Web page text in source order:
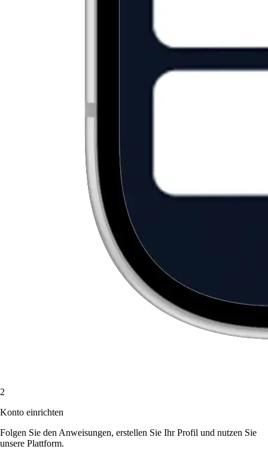
2
Konto einrichten
Folgen Sie den Anweisungen, erstellen Sie Ihr Profil und nutzen Sie
unsere Plattform.